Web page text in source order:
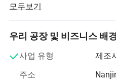
회사입니다. 우리는 회사를 설
우선, 신용 기반"이라는 경영
적인 요구를 충족하기 위해 항
립했으며, 이 표준을 사용하여
크를 엄격하게 관리하고 관
모두보기
우리 공장 및 비즈니스 배
사업 유형
제조
주소